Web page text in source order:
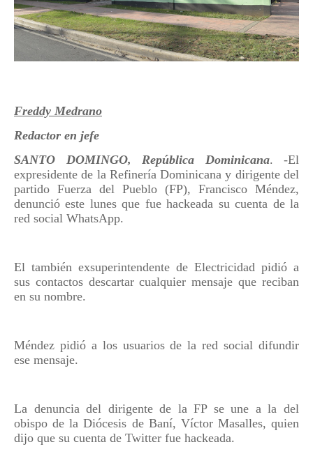
Freddy Medrano
Redactor en jefe
SANTO DOMINGO, República Dominicana. -El
expresidente de la Refinería Dominicana y dirigente del
partido Fuerza del Pueblo (FP), Francisco Méndez,
denunció este lunes que fue hackeada su cuenta de la
red social WhatsApp.
El también exsuperintendente de Electricidad pidió a
sus contactos descartar cualquier mensaje que reciban
en su nombre.
Méndez pidió a los usuarios de la red social difundir
ese mensaje.
La denuncia del dirigente de la FP se une a la del
obispo de la Diócesis de Baní, Víctor Masalles, quien
dijo que su cuenta de Twitter fue hackeada.